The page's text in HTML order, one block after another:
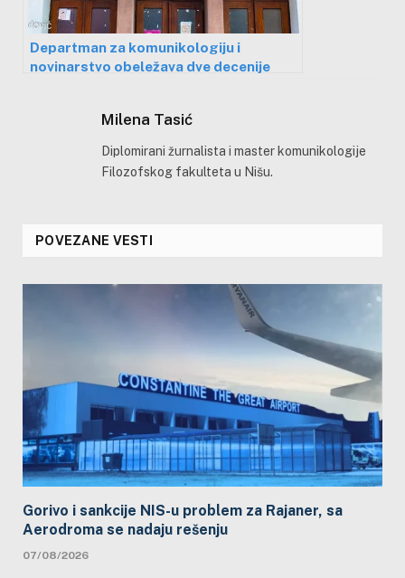
Departman za komunikologiju i
novinarstvo obeležava dve decenije
Milena Tasić
Diplomirani žurnalista i master komunikologije
Filozofskog fakulteta u Nišu.
POVEZANE VESTI
Gorivo i sankcije NIS-u problem za Rajaner, sa
Aerodroma se nadaju rešenju
07/08/2026